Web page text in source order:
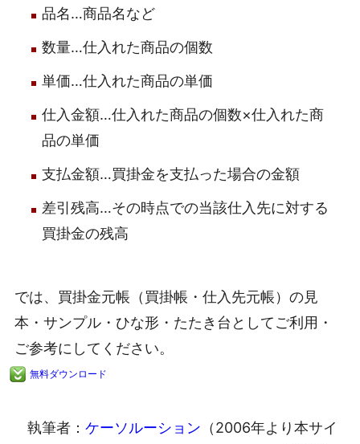
品名…商品名など
数量…仕入れた商品の個数
単価…仕入れた商品の単価
仕入金額…仕入れた商品の個数×仕入れた商
品の単価
支払金額…買掛金を支払った場合の金額
差引残高…その時点での当該仕入先に対する
買掛金の残高
では、買掛金元帳（買掛帳・仕入先元帳）の見
本・サンプル・ひな形・たたき台としてご利用・
ご参考にしてください。
無料ダウンロード
執筆者： ケーソルーション （2006年より本サイ